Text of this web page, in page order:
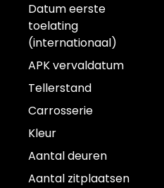
Datum eerste
toelating
(internationaal)
APK vervaldatum
Tellerstand
Carrosserie
Kleur
Aantal deuren
Aantal zitplaatsen